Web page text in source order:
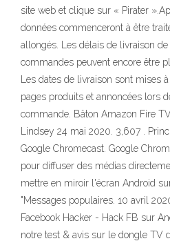
site web et clique sur « Pirater
données commenceront à être
allongés. Les délais de livraison
commandes peuvent encore être
Les dates de livraison sont mises
pages produits et annoncées lors
commande. Bâton Amazon Fire
Lindsey 24 mai 2020. 3,607 .
Google Chromecast. Google
pour diffuser des médias
mettre en miroir l'écran Android
"Messages populaires. 10 avril
Facebook Hacker - Hack FB sur
notre test & avis sur le dongle TV